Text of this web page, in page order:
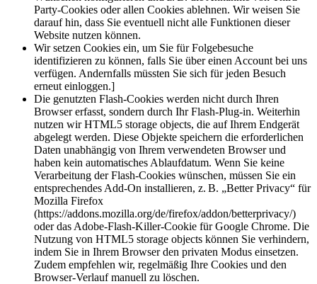
Party-Cookies oder allen Cookies ablehnen. Wir weisen Sie
darauf hin, dass Sie eventuell nicht alle Funktionen dieser
Website nutzen können.
Wir setzen Cookies ein, um Sie für Folgebesuche
identifizieren zu können, falls Sie über einen Account bei uns
verfügen. Andernfalls müssten Sie sich für jeden Besuch
erneut einloggen.]
Die genutzten Flash-Cookies werden nicht durch Ihren
Browser erfasst, sondern durch Ihr Flash-Plug-in. Weiterhin
nutzen wir HTML5 storage objects, die auf Ihrem Endgerät
abgelegt werden. Diese Objekte speichern die erforderlichen
Daten unabhängig von Ihrem verwendeten Browser und
haben kein automatisches Ablaufdatum. Wenn Sie keine
Verarbeitung der Flash-Cookies wünschen, müssen Sie ein
entsprechendes Add-On installieren, z. B. „Better Privacy“ für
Mozilla Firefox
(https://addons.mozilla.org/de/firefox/addon/betterprivacy/)
oder das Adobe-Flash-Killer-Cookie für Google Chrome. Die
Nutzung von HTML5 storage objects können Sie verhindern,
indem Sie in Ihrem Browser den privaten Modus einsetzen.
Zudem empfehlen wir, regelmäßig Ihre Cookies und den
Browser-Verlauf manuell zu löschen.